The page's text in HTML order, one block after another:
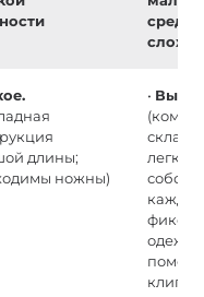
длины;
ножны)
•
легко
собой
одежде